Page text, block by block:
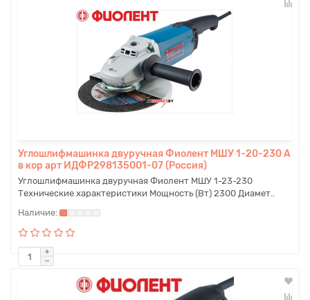
Углошлифмашинка двуручная Фиолент МШУ 1-20-230 А
в кор арт ИДФР298135001-07 (Россия)
Углошлифмашинка двуручная Фиолент МШУ 1-23-230
Технические характеристики Мощность (Вт) 2300 Диамет..